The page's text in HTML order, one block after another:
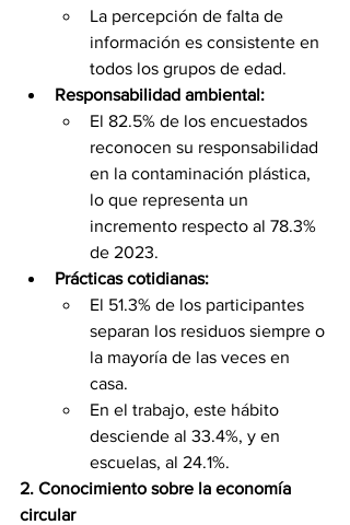
La percepción de falta de
información es consistente en
todos los grupos de edad.
Responsabilidad ambiental:
El 82.5% de los encuestados
reconocen su responsabilidad
en la contaminación plástica,
lo que representa un
incremento respecto al 78.3%
de 2023.
Prácticas cotidianas:
El 51.3% de los participantes
separan los residuos siempre o
la mayoría de las veces en
casa.
En el trabajo, este hábito
desciende al 33.4%, y en
escuelas, al 24.1%.
2. Conocimiento sobre la economía
circular